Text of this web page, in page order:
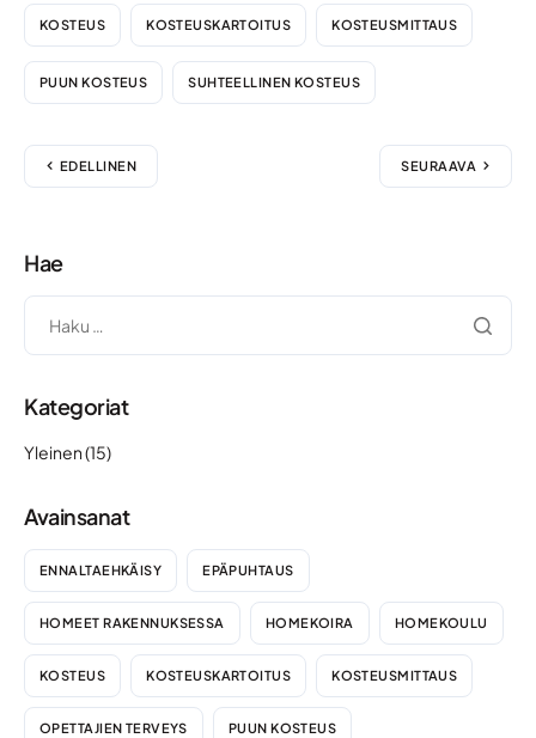
KOSTEUS KOSTEUSKARTOITUS KOSTEUSMITTAUS
PUUN KOSTEUS SUHTEELLINEN KOSTEUS
EDELLINEN SEURAAVA
Hae
Kategoriat
Yleinen(15)
Avainsanat
ENNALTAEHKÄISY EPÄPUHTAUS
HOMEET RAKENNUKSESSA HOMEKOIRA HOMEKOULU
KOSTEUS KOSTEUSKARTOITUS KOSTEUSMITTAUS
OPETTAJIEN TERVEYS PUUN KOSTEUS